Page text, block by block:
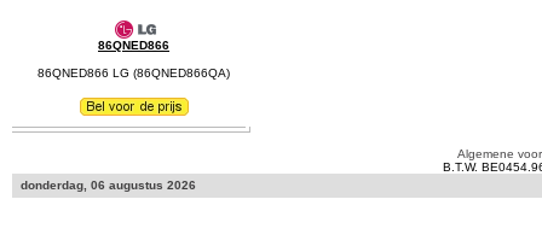
86QNED866
86QNED866 LG (86QNED866QA)
Algemene
B.T.W.
donderdag, 06 augustus 2026